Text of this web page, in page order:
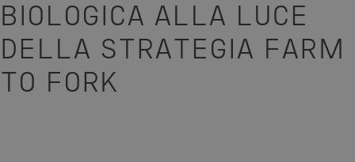
BIOLOGICA ALLA LUCE
DELLA STRATEGIA FARM
TO FORK